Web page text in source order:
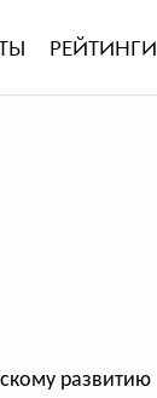
РЕЙТИНГИ
развитию